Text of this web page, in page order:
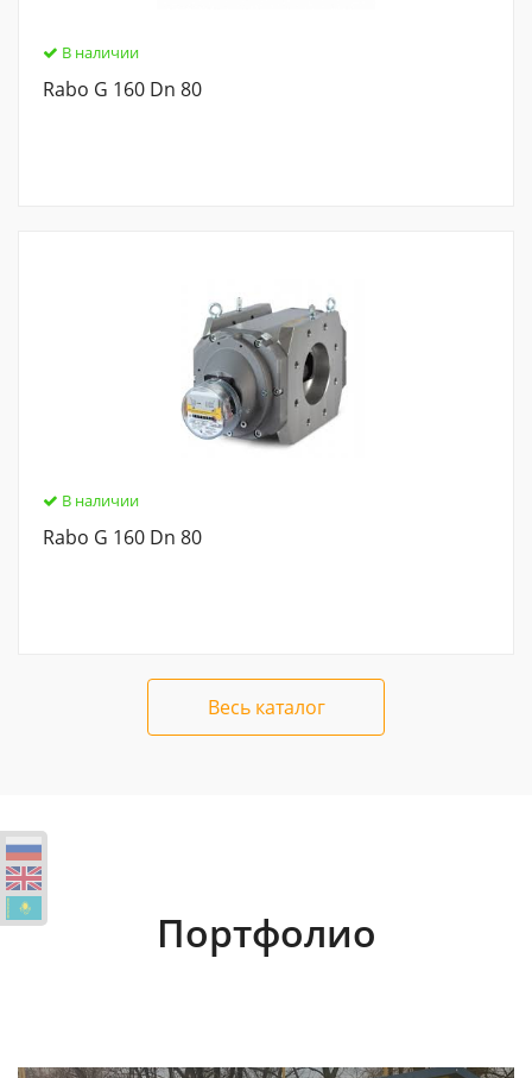
В наличии
Rabo G 160 Dn 80
В наличии
Rabo G 160 Dn 80
Весь каталог
Портфолио